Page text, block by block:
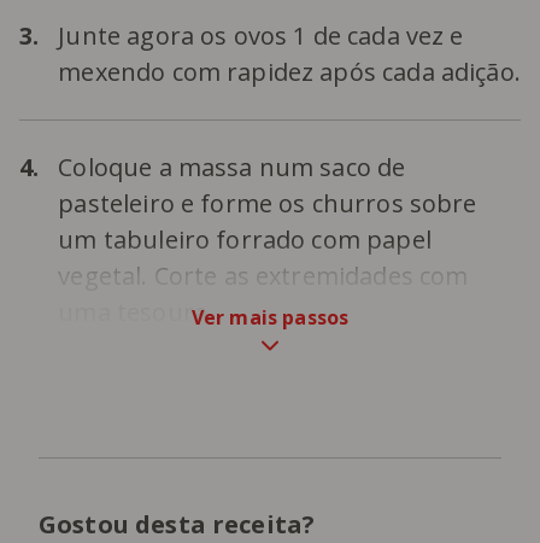
3.
Junte agora os ovos 1 de cada vez e
mexendo com rapidez após cada adição.
4.
Coloque a massa num saco de
pasteleiro e forme os churros sobre
um tabuleiro forrado com papel
vegetal. Corte as extremidades com
uma tesoura.Ver mais passos
Gostou desta receita?